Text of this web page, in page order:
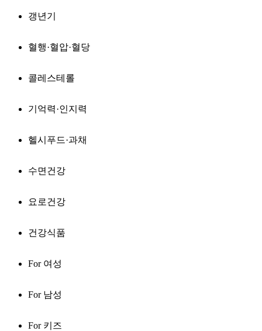
갱년기
혈행·혈압·혈당
콜레스테롤
기억력·인지력
헬시푸드·과채
수면건강
요로건강
건강식품
For 여성
For 남성
For 키즈